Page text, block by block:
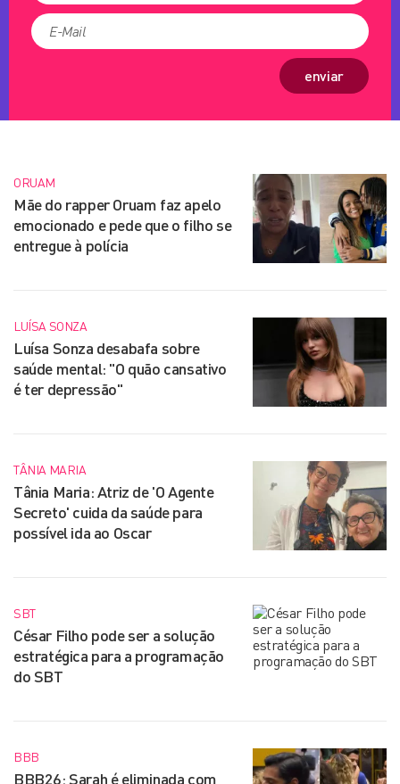
enviar
ORUAM
Mãe do rapper Oruam faz apelo
emocionado e pede que o filho se
entregue à polícia
LUÍSA SONZA
Luísa Sonza desabafa sobre
saúde mental: "O quão cansativo
é ter depressão"
TÂNIA MARIA
Tânia Maria: Atriz de 'O Agente
Secreto' cuida da saúde para
possível ida ao Oscar
SBT
César Filho pode ser a solução
estratégica para a programação
do SBT
BBB
BBB26: Sarah é eliminada com